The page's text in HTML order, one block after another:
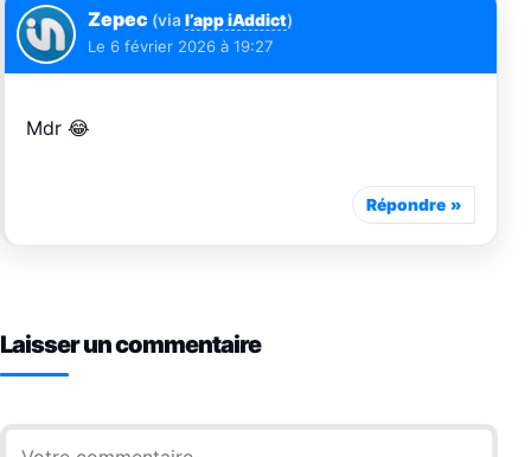
Zepec (via l’app iAddict)
Le 6 février 2026 à 19:27
Mdr 😂
Répondre
Laisser un commentaire
Commentaire